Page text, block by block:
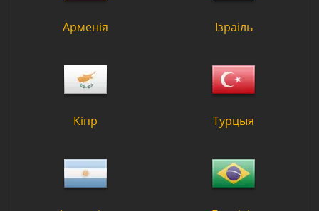
Арменія Ізраіль
Кіпр Турцыя